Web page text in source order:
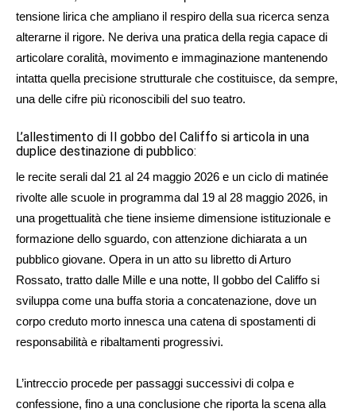
tensione lirica che ampliano il respiro della sua ricerca senza
alterarne il rigore. Ne deriva una pratica della regia capace di
articolare coralità, movimento e immaginazione mantenendo
intatta quella precisione strutturale che costituisce, da sempre,
una delle cifre più riconoscibili del suo teatro.
L’allestimento di Il gobbo del Califfo si articola in una
duplice destinazione di pubblico:
le recite serali dal 21 al 24 maggio 2026 e un ciclo di matinée
rivolte alle scuole in programma dal 19 al 28 maggio 2026, in
una progettualità che tiene insieme dimensione istituzionale e
formazione dello sguardo, con attenzione dichiarata a un
pubblico giovane. Opera in un atto su libretto di Arturo
Rossato, tratto dalle Mille e una notte, Il gobbo del Califfo si
sviluppa come una buffa storia a concatenazione, dove un
corpo creduto morto innesca una catena di spostamenti di
responsabilità e ribaltamenti progressivi.
L’intreccio procede per passaggi successivi di colpa e
confessione, fino a una conclusione che riporta la scena alla